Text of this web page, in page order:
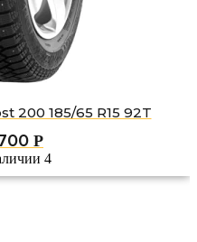
200 185/65 R15 92T
Р
4